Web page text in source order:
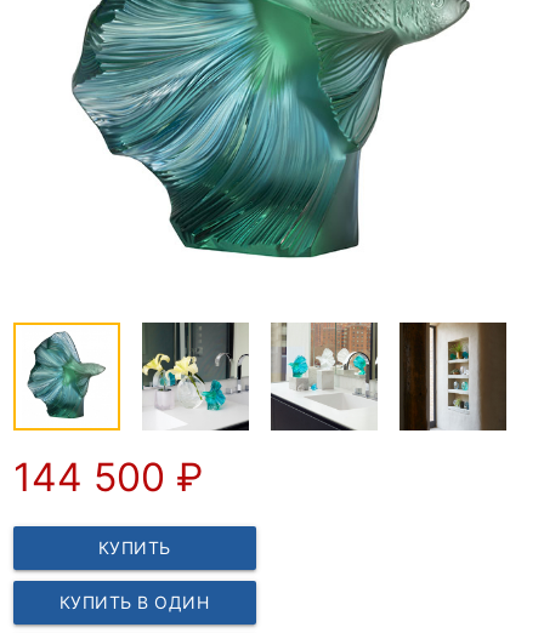
144 500 ₽
КУПИТЬ
КУПИТЬ В ОДИН